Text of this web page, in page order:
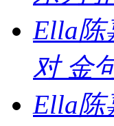
Ella陈
对 金
Ella陈